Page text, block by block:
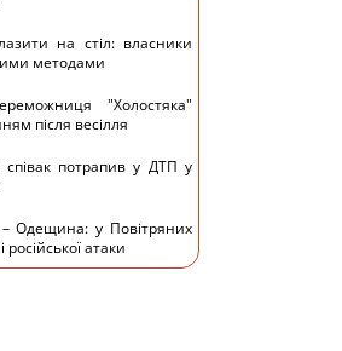
на стіл: власники
методами
"Холостяка"
після весілля
співак потрапив у ДТП у
Одещина: у Повітряних
атаки